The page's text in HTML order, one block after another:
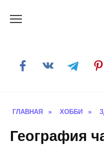
ГЛАВНАЯ » ХОББИ »
География